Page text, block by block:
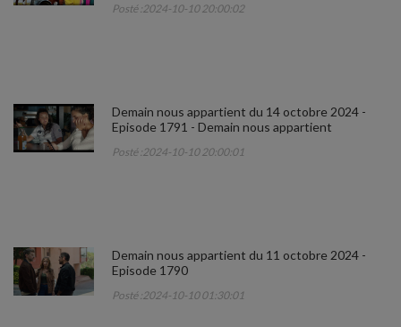
Posté :2024-10-10 20:00:02
Demain nous appartient du 14 octobre 2024 -
Episode 1791 - Demain nous appartient
Posté :2024-10-10 20:00:01
Demain nous appartient du 11 octobre 2024 -
Episode 1790
Posté :2024-10-10 01:30:01